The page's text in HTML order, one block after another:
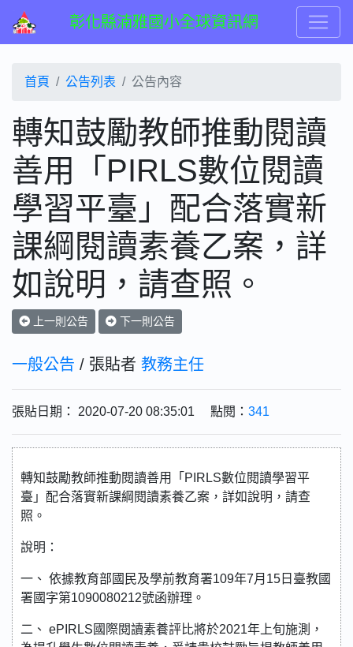
彰化縣湳雅國小全球資訊網
首頁 公告列表 公告內容
轉知鼓勵教師推動閱讀
善用「PIRLS數位閱讀
學習平臺」配合落實新
課綱閱讀素養乙案，詳
如說明，請查照。
上一則公告 下一則公告
一般公告 / 張貼者 教務主任
張貼日期： 2020-07-20 08:35:01 點閱： 341
轉知鼓勵教師推動閱讀善用「PIRLS數位閱讀學習平
臺」配合落實新課綱閱讀素養乙案，詳如說明，請查
照。
說明：
一、 依據教育部國民及學前教育署109年7月15日臺教國
署國字第1090080212號函辦理。
二、 ePIRLS國際閱讀素養評比將於2021年上旬施測，